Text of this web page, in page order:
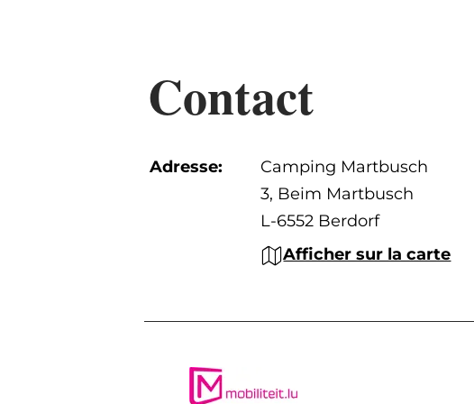
Contact
Adresse:
Camping Martbusch
3, Beim Martbusch
L-6552 Berdorf
Afficher sur la carte